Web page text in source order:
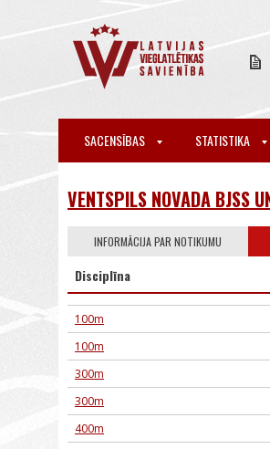
SACENSĪBAS STATISTIKA
VENTSPILS NOVADA BJSS
INFORMĀCIJA PAR NOTIKUMU
Disciplīna
100m
100m
300m
300m
400m